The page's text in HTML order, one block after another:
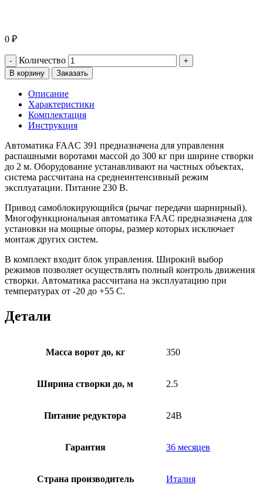
0 ₽
- Количество
+
В корзину
Заказать
Описание
Характеристики
Комплектация
Инструкция
Автоматика FAAC 391 предназначена для управления
распашными воротами массой до 300 кг при ширине створки
до 2 м. Оборудование устанавливают на частных объектах,
система рассчитана на среднеинтенсивный режим
эксплуатации. Питание 230 В.
Привод самоблокирующийся (рычаг передачи шарнирный).
Многофункциональная автоматика FAAC предназначена для
установки на мощные опоры, размер которых исключает
монтаж других систем.
В комплект входит блок управления. Широкий выбор
режимов позволяет осуществлять полный контроль движения
створки. Автоматика рассчитана на эксплуатацию при
температурах от -20 до +55 С.
Детали
Масса ворот до, кг 350
Ширина створки до, м 2.5
Питание редуктора 24В
Гарантия 36 месяцев
Страна производитель Италия